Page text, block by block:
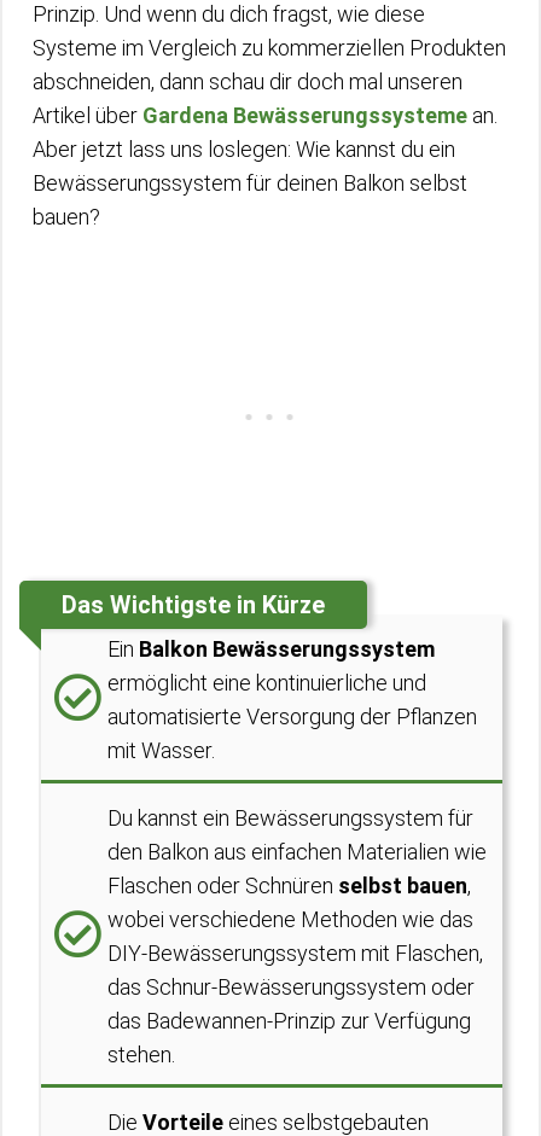
Prinzip. Und wenn du dich fragst, wie diese
Systeme im Vergleich zu kommerziellen Produkten
abschneiden, dann schau dir doch mal unseren
Artikel über Gardena Bewässerungssysteme an.
Aber jetzt lass uns loslegen: Wie kannst du ein
Bewässerungssystem für deinen Balkon selbst
bauen?
Das Wichtigste in Kürze
Ein Balkon Bewässerungssystem
ermöglicht eine kontinuierliche und
automatisierte Versorgung der Pflanzen
mit Wasser.
Du kannst ein Bewässerungssystem für
den Balkon aus einfachen Materialien wie
Flaschen oder Schnüren selbst bauen,
wobei verschiedene Methoden wie das
DIY-Bewässerungssystem mit Flaschen,
das Schnur-Bewässerungssystem oder
das Badewannen-Prinzip zur Verfügung
stehen.
Die Vorteile eines selbstgebauten